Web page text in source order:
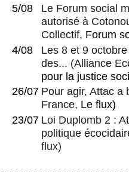
5/08
Le Forum social
autorisé à
Collectif, Forum
4/08
Les 8 et 9
des... (Alliance
pour la justice
26/07 Pour agir, Attac a
France, Le flux)
23/07 Loi Duplomb 2 :
politique
flux)